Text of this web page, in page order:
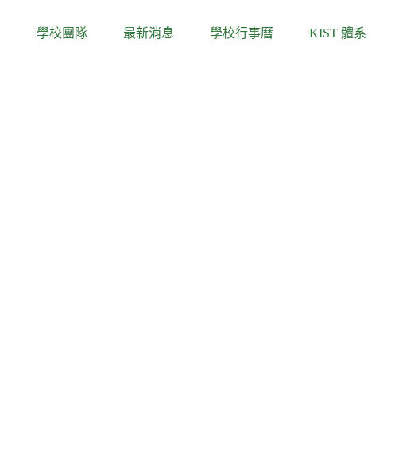
學校團隊 最新消息 學校行事曆 KIST 體系